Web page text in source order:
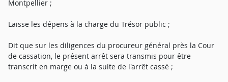
Montpellier ;
Laisse les dépens à la charge du Trésor public ;
Dit que sur les diligences du procureur général près la Cour
de cassation, le présent arrêt sera transmis pour être
transcrit en marge ou à la suite de l'arrêt cassé ;